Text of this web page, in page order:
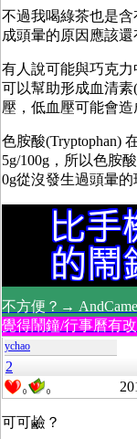
不過我喝綠茶也是
成頭暈的原因應該還
有人說可能與巧克力
可以幫助形成血清素
壓，低血壓可能會造
色胺酸(Tryptophan)
5g/100g，所以色胺
0g從沒發生過頭暈的
不方便？→
覺得鬧鐘/行事曆有
ychao
2
0 0
可可鹼？